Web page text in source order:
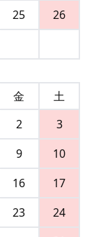
25
26
金
土
2
3
9
10
16
17
23
24